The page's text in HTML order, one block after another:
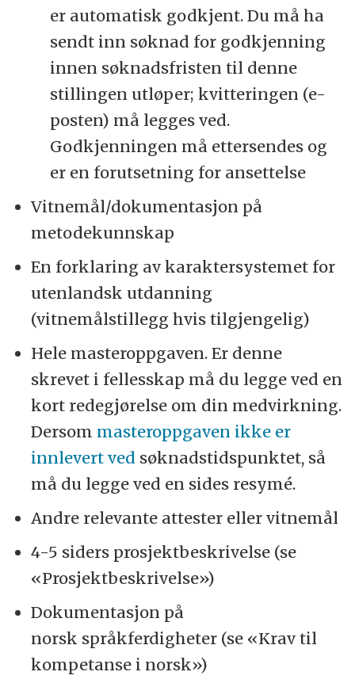
er automatisk godkjent. Du må ha
sendt inn søknad for godkjenning
innen søknadsfristen til denne
stillingen utløper; kvitteringen (e-
posten) må legges ved.
Godkjenningen må ettersendes og
er en forutsetning for ansettelse
Vitnemål/dokumentasjon på
metodekunnskap
En forklaring av karaktersystemet for
utenlandsk utdanning
(vitnemålstillegg hvis tilgjengelig)
Hele masteroppgaven. Er denne
skrevet i fellesskap må du legge ved en
kort redegjørelse om din medvirkning.
Dersom masteroppgaven ikke er
innlevert ved søknadstidspunktet, så
må du legge ved en sides resymé.
Andre relevante attester eller vitnemål
4-5 siders prosjektbeskrivelse (se
«Prosjektbeskrivelse»)
Dokumentasjon på
norsk språkferdigheter (se «Krav til
kompetanse i norsk»)